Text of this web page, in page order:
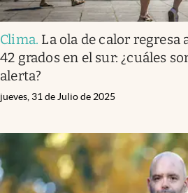
Clima. La ola de calor regresa
42 grados en el sur: ¿cuáles
alerta?
jueves, 31 de Julio de 2025